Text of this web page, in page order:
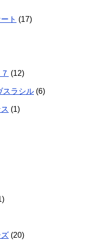
ト (17)
(12)
スラシル (6)
(1)
(20)